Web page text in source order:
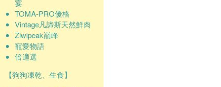
宴
TOMA-PRO優格
Vintage凡諦斯天然鮮肉
Ziwipeak巔峰
寵愛物語
倍適選
【狗狗凍乾、生食】